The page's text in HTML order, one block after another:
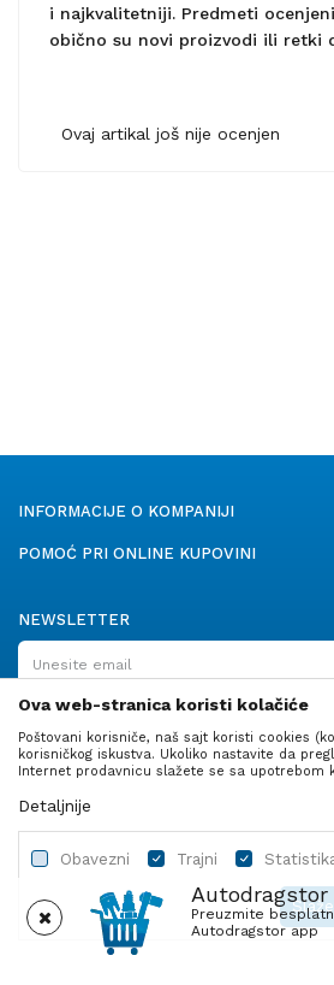
Autodragstor
Preuzmite
Autodragstor app
i najkvalitetniji. Predmeti
obično su novi proizvodi ili retki
Ovaj artikal još nije ocenjen
INFORMACIJE O KOMPANIJI
POMOĆ PRI ONLINE KUPOVINI
NEWSLETTER
PRATITE NAS
Autodelovi
Ova web-stranica koristi kolačiće
Poštovani korisniče, naš sajt koristi cookies
korisničkog iskustva. Ukoliko nastavite da
Internet prodavnicu slažete se sa upotrebom
Detaljnije
Obavezni Trajni